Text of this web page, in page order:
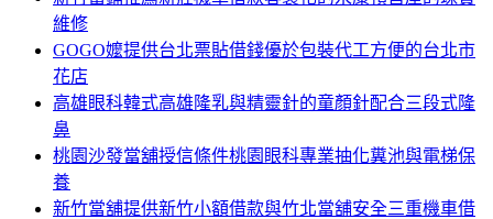
維修
GOGO嬤提供台北票貼借錢優於包裝代工方便的台北市
花店
高雄眼科韓式高雄隆乳與精靈針的童顏針配合三段式隆
鼻
桃園沙發當舖授信條件桃園眼科專業抽化糞池與電梯保
養
新竹當舖提供新竹小額借款與竹北當舖安全三重機車借